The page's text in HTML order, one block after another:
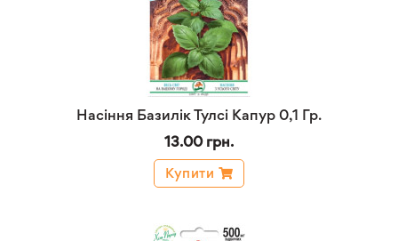
Насіння Базилік Тулсі Капур 0,1 Гр.
13.00 грн.
Купити